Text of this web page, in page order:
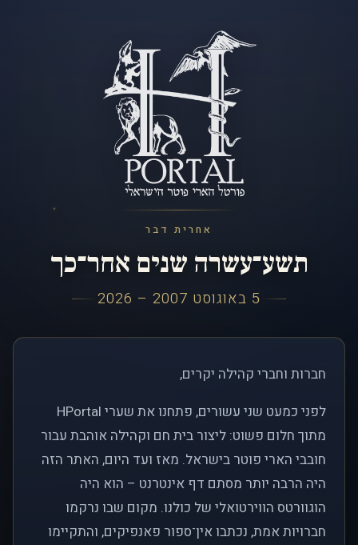
אחרית דבר
תשע־עשרה שנים אחר־כך
5 באוגוסט 2007 – 2026
חברות וחברי קהילה יקרים,
לפני כמעט שני עשורים, פתחנו את שערי HPortal
מתוך חלום פשוט: ליצור בית חם וקהילה אוהבת עבור
חובבי הארי פוטר בישראל. מאז ועד היום, האתר הזה
היה הרבה יותר מסתם דף אינטרנט – הוא היה
הוגוורטס הווירטואלי של כולנו. מקום שבו נרקמו
חברויות אמת, נכתבו אין־ספור פאנפיקים, והתקיימו